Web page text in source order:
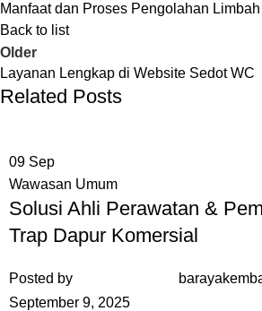
Manfaat dan Proses Pengolahan
Back to list
Older
Layanan Lengkap di Website Sedot WC
Related Posts
09 Sep
Wawasan Umum
Solusi Ahli Perawatan &
Trap Dapur Komersial
Posted by
September 9, 2025